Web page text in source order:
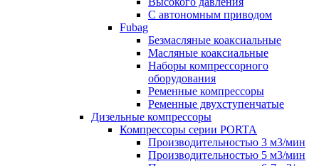
С автономным приводом
Fubag
Безмасляные коаксиальные
Маcляные коаксиальные
Наборы компрессорного
оборудования
Ременные компрессоры
Ременные двухступенчатые
Дизельные компрессоры
Компрессоры серии PORTA
Производительностью 3 м3/мин
Производительностью 5 м3/мин